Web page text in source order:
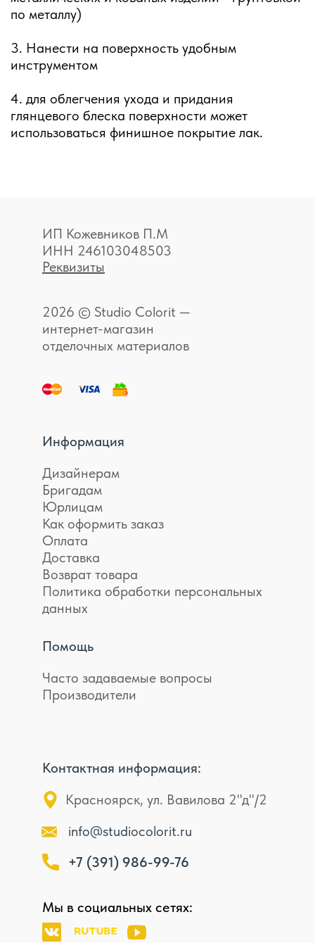
по металлу)
3. Нанести на поверхность удобным
инструментом
4. для облегчения ухода и придания
глянцевого блеска поверхности может
использоваться финишное покрытие лак.
ИП Кожевников П.М
ИНН 246103048503
Реквизиты
2026 © Studio Colorit —
интернет-магазин
отделочных материалов
Информация
Дизайнерам
Бригадам
Юрлицам
Как оформить заказ
Оплата
Доставка
Возврат товара
Политика обработки персональных
данных
Помощь
Часто задаваемые вопросы
Производители
Контактная информация:
Красноярск, ул. Вавилова 2"д"/2
info@studiocolorit.ru
+7 (391) 986-99-76
Мы в социальных сетях: